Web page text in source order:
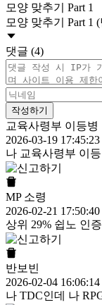
모양 맞추기 Part 1
모양 맞추기 Part 1
댓글 (4)
작성하기
교육사령부 이등병
2026-03-19 17:45:23
나 교육사령부 이
MP 소령
2026-02-21 17:50:40
상위 29% 쉽노 인
반보빈
2026-02-04 16:06:14
나 TDC인데 나